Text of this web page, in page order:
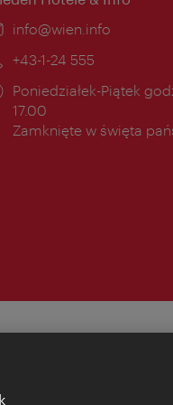
E-
info@wien.info
Telefon:
+43-1-24 555
Godziny
otwarcia:
Poniedziałek-Piątek
17.00
Zamknięte w święta